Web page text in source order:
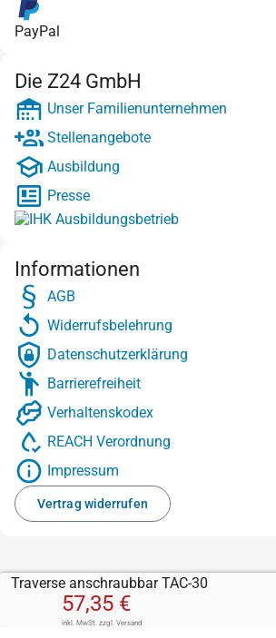
Traverse anschraubbar TAC-30
57,35 €
inkl. MwSt. zzgl. Versand
PayPal
Die Z24 GmbH
Unser Familienunternehmen
Stellenangebote
Ausbildung
Presse
Informationen
AGB
Widerrufsbelehrung
Datenschutzerklärung
Barrierefreiheit
Verhaltenskodex
REACH Verordnung
Impressum
Vertrag widerrufen